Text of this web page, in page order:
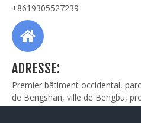
+8619305527239
ADRESSE:
Premier bâtiment occidental,
de Bengshan, ville de Bengbu,